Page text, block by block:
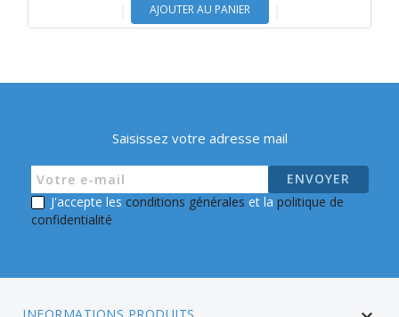
AJOUTER AU PANIER
Saisissez votre adresse mail
J'accepte les conditions générales et la politique de
confidentialité
INFORMATIONS PRODUITS